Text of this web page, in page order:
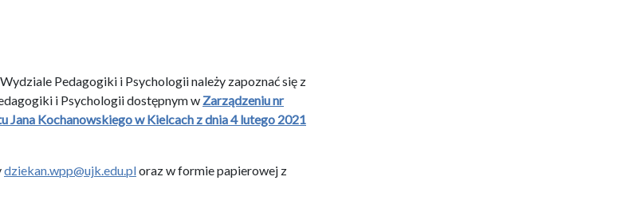
Pedagogiki i Psychologii należy zapoznać się z
i Psychologii dostępnym w Zarządzeniu nr
Kochanowskiego w Kielcach z dnia 4 lutego 2021
dziekan.wpp@ujk.edu.ploraz w formie papierowej z